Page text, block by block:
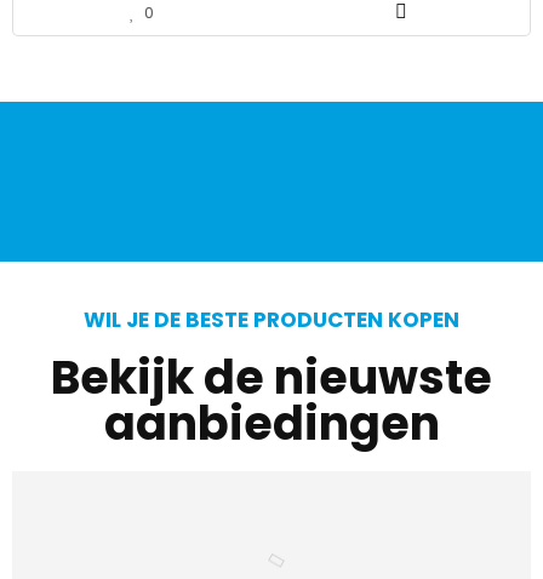
0
WIL JE DE BESTE PRODUCTEN KOPEN
Bekijk de nieuwste
aanbiedingen